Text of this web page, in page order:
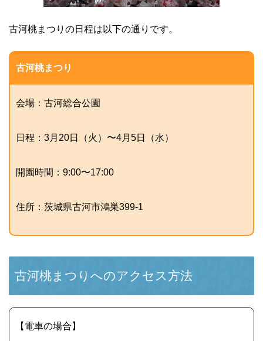
古河桃まつりの日程は以下の通りです。
古河桃まつり
会場：古河総合公園
日程：3月20日（火）〜4月5日（水）
開園時間：9:00〜17:00
住所：茨城県古河市鴻巣399-1
古河桃まつりへのアクセス方法
【電車の場合】